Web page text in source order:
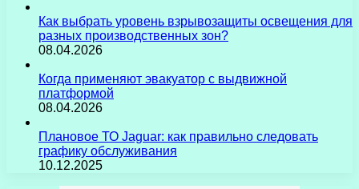
Как выбрать уровень взрывозащиты освещения для
разных производственных зон?
08.04.2026
Когда применяют эвакуатор с выдвижной
платформой
08.04.2026
Плановое ТО Jaguar: как правильно следовать
графику обслуживания
10.12.2025